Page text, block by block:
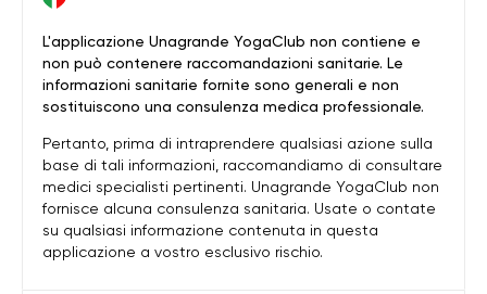
L'applicazione Unagrande YogaClub non contiene e
non può contenere raccomandazioni sanitarie. Le
informazioni sanitarie fornite sono generali e non
sostituiscono una consulenza medica professionale.
Pertanto, prima di intraprendere qualsiasi azione sulla
base di tali informazioni, raccomandiamo di consultare
medici specialisti pertinenti. Unagrande YogaClub non
fornisce alcuna consulenza sanitaria. Usate o contate
su qualsiasi informazione contenuta in questa
applicazione a vostro esclusivo rischio.